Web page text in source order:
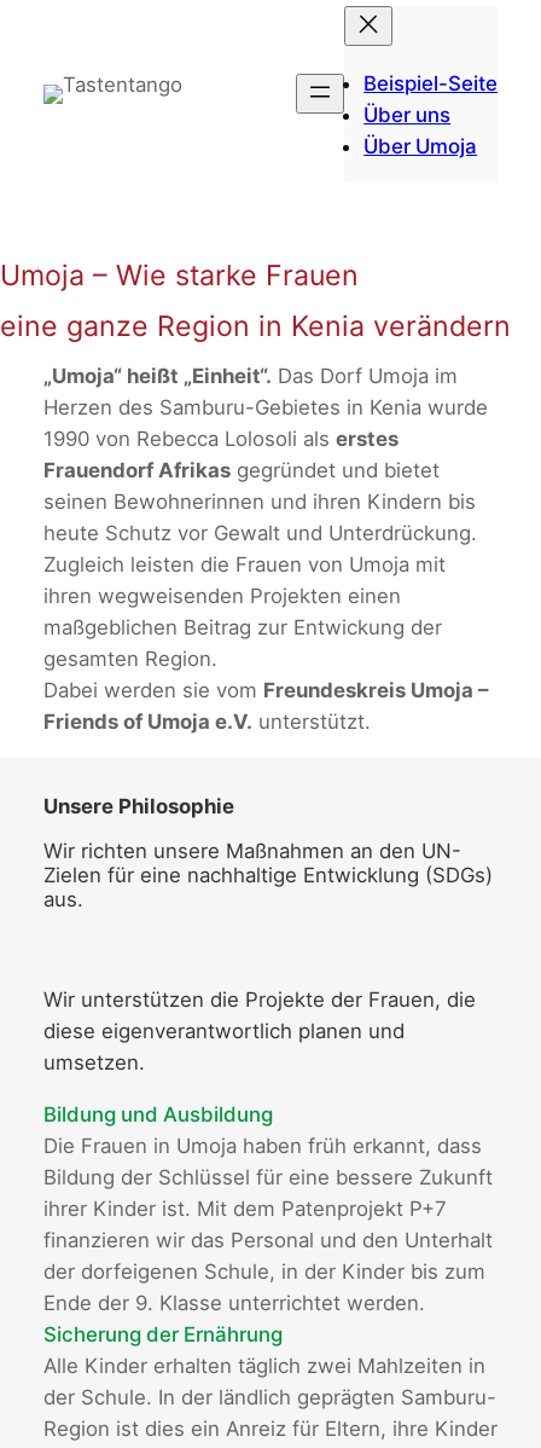
springen
Beispiel-Seite
Über uns
Über Umoja
Umoja – Wie starke Frauen
eine ganze Region in Kenia verändern
„Umoja“ heißt „Einheit“. Das Dorf Umoja im
Herzen des Samburu-Gebietes in Kenia wurde
1990 von Rebecca Lolosoli als erstes
Frauendorf Afrikasgegründet und bietet
seinen Bewohnerinnen und ihren Kindern bis
heute Schutz vor Gewalt und Unterdrückung.
Zugleich leisten die Frauen von Umoja mit
ihren wegweisenden Projekten einen
maßgeblichen Beitrag zur Entwickung der
gesamten Region.
Dabei werden sie vom Freundeskreis Umoja –
Friends of Umoja e.V. unterstützt.
Unsere Philosophie
Wir richten unsere Maßnahmen an den UN-
Zielen für eine nachhaltige Entwicklung (SDGs)
aus.
Wir unterstützen die Projekte der Frauen, die
diese eigenverantwortlich planen und
umsetzen.
Bildung und Ausbildung
Die Frauen in Umoja haben früh erkannt, dass
Bildung der Schlüssel für eine bessere Zukunft
ihrer Kinder ist. Mit dem Patenprojekt P+7
finanzieren wir das Personal und den Unterhalt
der dorfeigenen Schule, in der Kinder bis zum
Ende der 9. Klasse unterrichtet werden.
Sicherung der Ernährung
Alle Kinder erhalten täglich zwei Mahlzeiten in
der Schule. In der ländlich geprägten Samburu-
Region ist dies ein Anreiz für Eltern, ihre Kinder